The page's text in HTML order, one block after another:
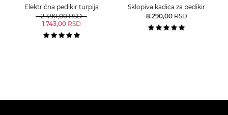
Električna pedikir turpija
2.490,00 RSD
1.743,00 RSD
Sklopiva kadica za pedikir
8.290,00 RSD